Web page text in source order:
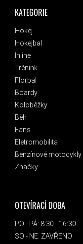
KATEGORIE
Hokej
Hokejbal
Inline
Trénink
Florbal
Boardy
Koloběžky
Běh
Fans
Eletromobilita
Benzínové
Značky
OTEVÍRACÍ DOBA
PO - PÁ: 8:30 - 16:30
SO - NE: ZAVŘENO